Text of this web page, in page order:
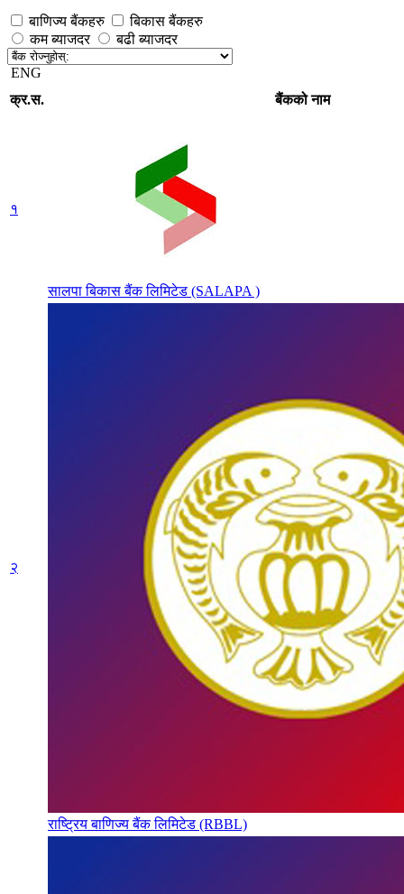
बाणिज्य बैंकहरु
बिकास बैंकहरु
कम ब्याजदर
बढी ब्याजदर
ENG
क्र.स.
बैंकको नाम
१
सालपा बिकास बैंक लिमिटेड (SALAPA )
२
राष्ट्रिय बाणिज्य बैंक लिमिटेड (RBBL)